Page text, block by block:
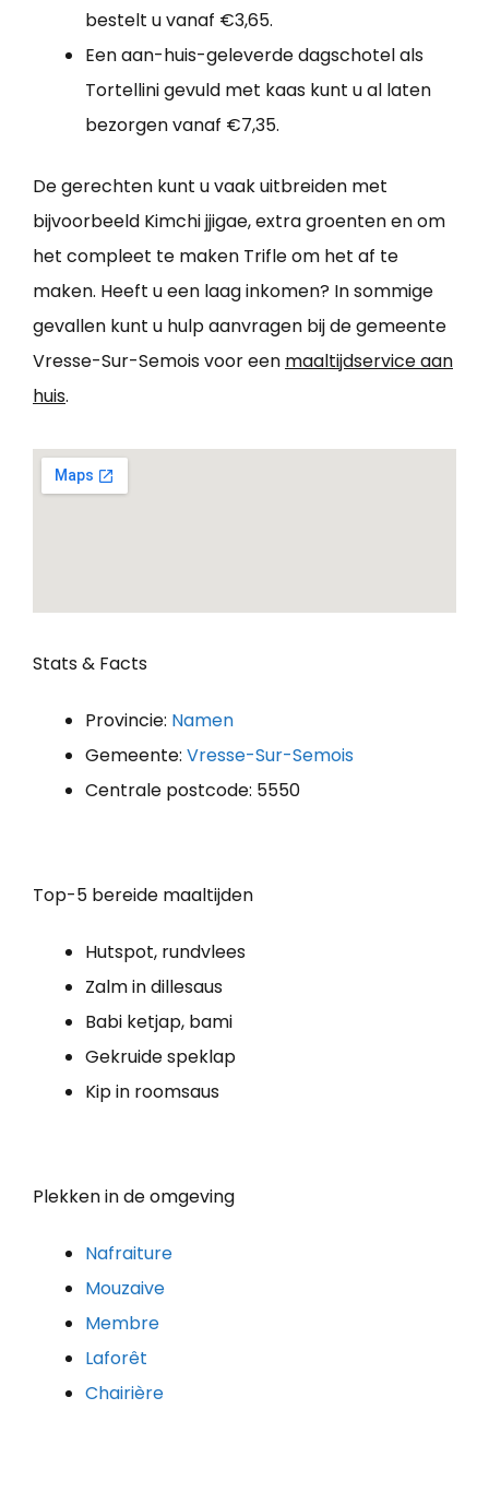
bestelt u vanaf €3,65.
Een aan-huis-geleverde dagschotel als
Tortellini gevuld met kaas kunt u al laten
bezorgen vanaf €7,35.
De gerechten kunt u vaak uitbreiden met
bijvoorbeeld Kimchi jjigae, extra groenten en om
het compleet te maken Trifle om het af te
maken. Heeft u een laag inkomen? In sommige
gevallen kunt u hulp aanvragen bij de gemeente
Vresse-Sur-Semois voor een maaltijdservice aan
huis.
Stats & Facts
Provincie: Namen
Gemeente: Vresse-Sur-Semois
Centrale postcode: 5550
Top-5 bereide maaltijden
Hutspot, rundvlees
Zalm in dillesaus
Babi ketjap, bami
Gekruide speklap
Kip in roomsaus
Plekken in de omgeving
Nafraiture
Mouzaive
Membre
Laforêt
Chairière